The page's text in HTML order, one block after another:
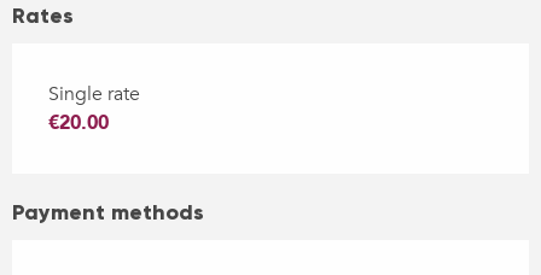
Rates
Single rate
€20.00
Payment methods